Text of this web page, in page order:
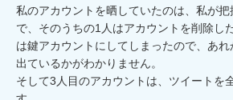
私のアカウントを晒していたのは、私が把
で、そのうちの1人はアカウントを削除し
は鍵アカウントにしてしまったので、あ
出ているかがわかりません。
そして3人目のアカウントは、ツイートを